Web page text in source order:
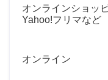
オンラインショッ
Yahoo!フリマなど
オンライン